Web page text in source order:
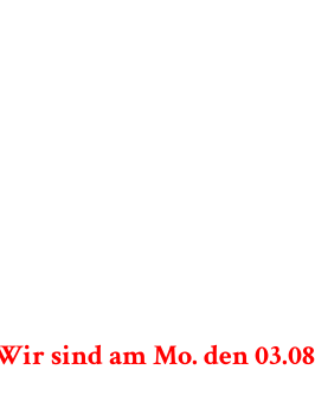
sind am Mo. den